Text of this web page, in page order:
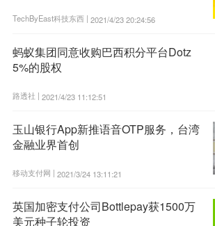
TechByEast科技东西 | 2021/4/23 20:24:56
蚂蚁集团同意收购巴西积分平台Dotz
5%的股权
路透社 | 2021/4/23 11:12:51
玉山银行App新推语音OTP服务，台湾
金融业界首创
移动支付网 | 2021/3/24 13:11:21
英国加密支付公司Bottlepay获1500万
美元种子轮投资